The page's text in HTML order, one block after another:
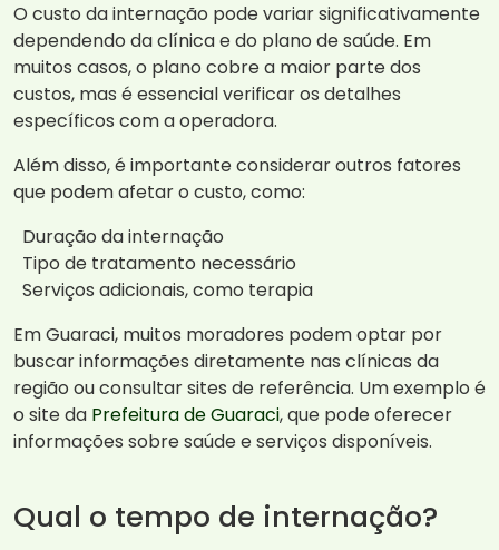
O custo da internação pode variar significativamente
dependendo da clínica e do plano de saúde. Em
muitos casos, o plano cobre a maior parte dos
custos, mas é essencial verificar os detalhes
específicos com a operadora.
Além disso, é importante considerar outros fatores
que podem afetar o custo, como:
Duração da internação
Tipo de tratamento necessário
Serviços adicionais, como terapia
Em Guaraci, muitos moradores podem optar por
buscar informações diretamente nas clínicas da
região ou consultar sites de referência. Um exemplo é
o site da Prefeitura de Guaraci, que pode oferecer
informações sobre saúde e serviços disponíveis.
Qual o tempo de internação?